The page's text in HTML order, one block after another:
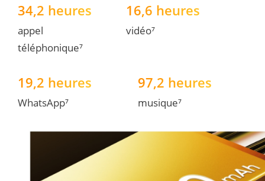
34,2 heures
appel
téléphonique⁷
16,6 heures
vidéo⁷
19,2 heures
WhatsApp⁷
97,2 heures
musique⁷